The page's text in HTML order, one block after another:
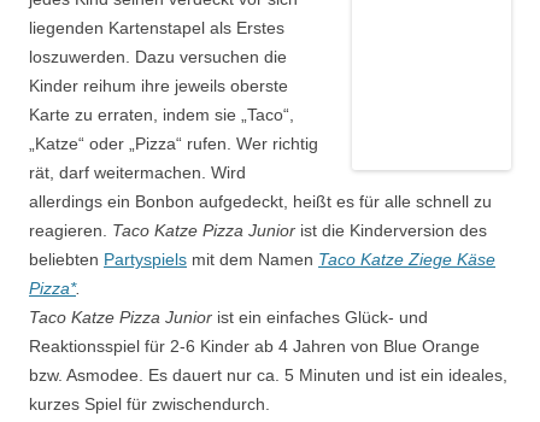
liegenden Kartenstapel als Erstes
loszuwerden. Dazu versuchen die
Kinder reihum ihre jeweils oberste
Karte zu erraten, indem sie „Taco“,
„Katze“ oder „Pizza“ rufen. Wer richtig
rät, darf weitermachen. Wird
allerdings ein Bonbon aufgedeckt, heißt es für alle schnell zu
reagieren. Taco Katze Pizza Junior ist die Kinderversion des
beliebten Partyspiels mit dem Namen Taco Katze Ziege Käse
Pizza*.
Taco Katze Pizza Junior ist ein einfaches Glück- und
Reaktionsspiel für 2-6 Kinder ab 4 Jahren von Blue Orange
bzw. Asmodee. Es dauert nur ca. 5 Minuten und ist ein ideales,
kurzes Spiel für zwischendurch.